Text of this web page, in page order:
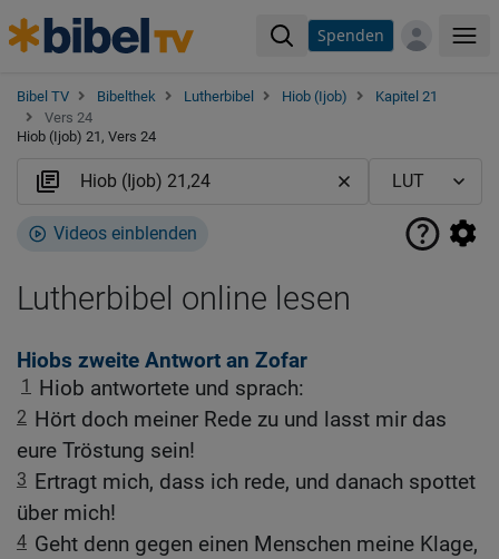
Spenden
Bibel TV Bibelthek Lutherbibel Hiob (Ijob)
Kapitel 21
Vers 24
Hiob (Ijob) 21, Vers 24
Videos einblenden
Lutherbibel online lesen
Hiobs zweite Antwort an Zofar
1 Hiob antwortete und sprach:
2 Hört doch meiner Rede zu und lasst mir das
eure Tröstung sein!
3 Ertragt mich, dass ich rede, und danach spottet
über mich!
4 Geht denn gegen einen Menschen meine Klage,